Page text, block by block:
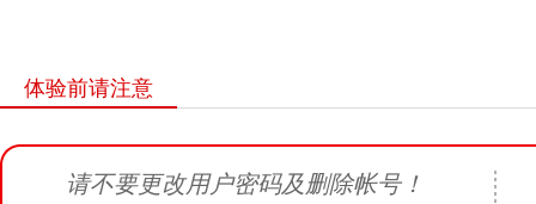
体验前请注意
请不要更改用户密码及删除帐号！